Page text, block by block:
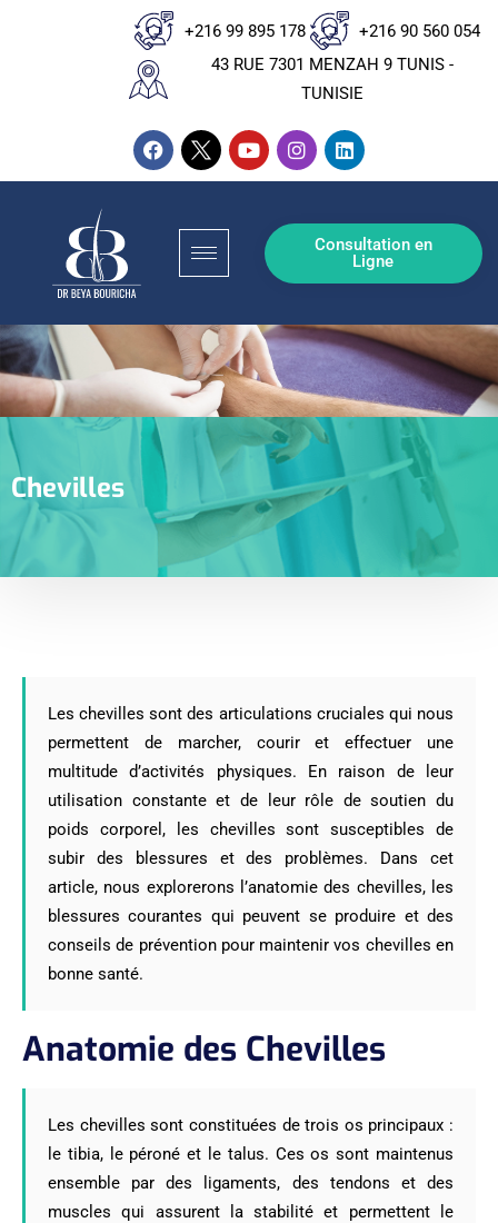
+216 99 895 178
+216 90 560 054
43 RUE 7301 MENZAH 9 TUNIS -
TUNISIE
Consultation en
Ligne
Chevilles
Les chevilles sont des articulations cruciales qui nous
permettent de marcher, courir et effectuer une
multitude d’activités physiques. En raison de leur
utilisation constante et de leur rôle de soutien du
poids corporel, les chevilles sont susceptibles de
subir des blessures et des problèmes. Dans cet
article, nous explorerons l’anatomie des chevilles, les
blessures courantes qui peuvent se produire et des
conseils de prévention pour maintenir vos chevilles en
bonne santé.
Anatomie des Chevilles
Les chevilles sont constituées de trois os principaux :
le tibia, le péroné et le talus. Ces os sont maintenus
ensemble par des ligaments, des tendons et des
muscles qui assurent la stabilité et permettent le